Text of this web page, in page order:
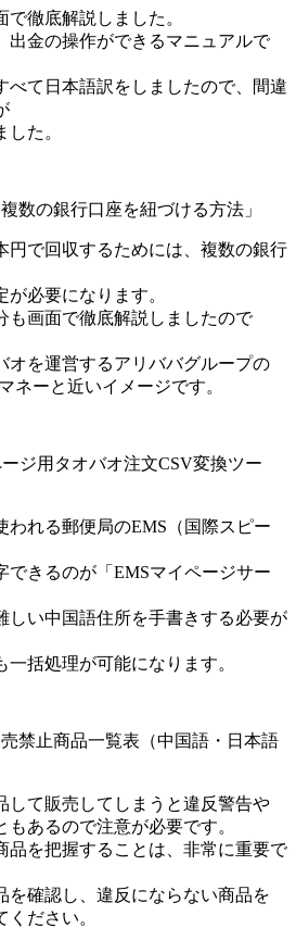
徹底解説しました。
出金の操作ができるマニュアルで
べて日本語訳をしましたので、間違
た。
数の銀行口座を紐づける方法」
円で回収するためには、複数の銀行
必要になります。
も画面で徹底解説しましたので
を運営するアリババグループの
ネーと近いイメージです。
ジ用タオバオ注文CSV変換ツー
われる郵便局のEMS（国際スピー
できるのが「EMSマイページサー
しい中国語住所を手書きする必要が
括処理が可能になります。
禁止商品一覧表（中国語・日本語
して販売してしまうと違反警告や
あるので注意が必要です。
品を把握することは、非常に重要で
を確認し、違反にならない商品を
ださい。